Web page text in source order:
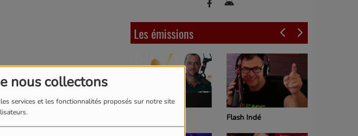
nous collectons
services et les fonctionnalités proposés sur notre site
Les émissions
Flash Indé